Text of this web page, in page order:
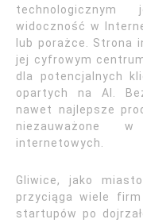
technologicznym
widoczność w
lub porażce. Strona
jej cyfrowym
dla potencjalnych
opartych na AI.
nawet najlepsze
niezauważone
internetowych.
Gliwice, jako
przyciąga wiele
startupów po